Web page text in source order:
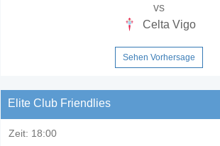
vs
Celta Vigo
Sehen Vorhersage
Elite Club Friendlies
Zeit: 18:00